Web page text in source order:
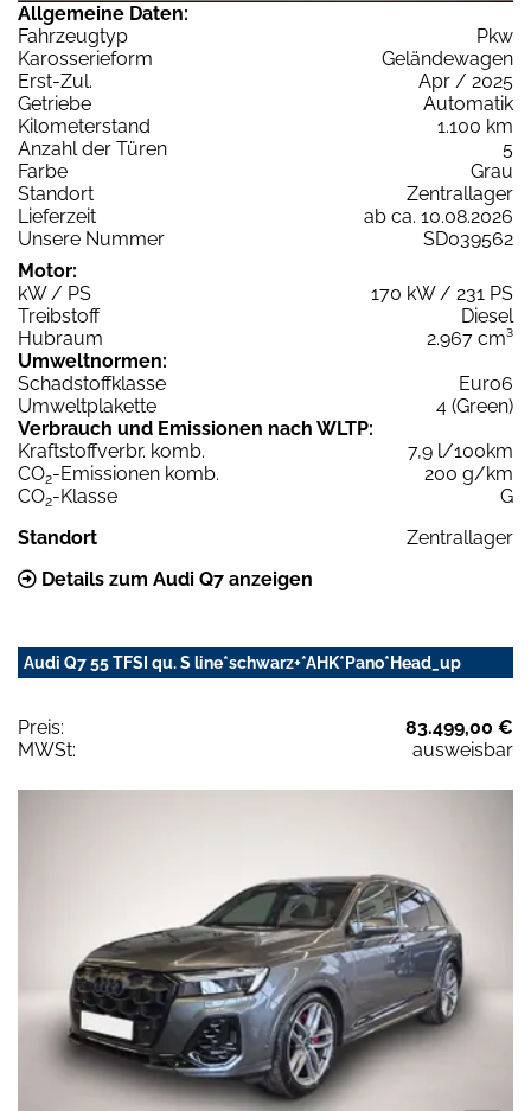
Allgemeine Daten:
Fahrzeugtyp
Pkw
Karosserieform
Geländewagen
Erst-Zul.
Apr / 2025
Getriebe
Automatik
Kilometerstand
1.100 km
Anzahl der Türen
5
Farbe
Grau
Standort
Zentrallager
Lieferzeit
ab ca. 10.08.2026
Unsere Nummer
SD039562
Motor:
kW / PS
170 kW / 231 PS
Treibstoff
Diesel
Hubraum
2.967 cm³
Umweltnormen:
Schadstoffklasse
Euro6
Umweltplakette
4 (Green)
Verbrauch und Emissionen nach WLTP:
Kraftstoffverbr. komb.
7,9 l/100km
CO2-Emissionen komb.
200 g/km
CO2-Klasse
G
Standort
Zentrallager
Details zum Audi Q7 anzeigen
Audi Q7 55 TFSI qu. S line*schwarz+*AHK*Pano*Head_up
Preis:
83.499,00 €
MWSt:
ausweisbar